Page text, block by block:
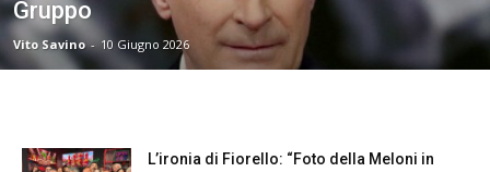
Gruppo
Vito Savino - 10 Giugno 2026
L’ironia di Fiorello: “Foto della Meloni in